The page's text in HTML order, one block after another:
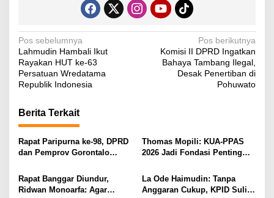
N
a
v
g
a
s
p
Pos sebelumnya
Lahmudin Hambali Ikut
Rayakan HUT ke-63
Persatuan Wredatama
Republik Indonesia
Pos berikutnya
Komisi II DPRD Ingatkan
Bahaya Tambang Ilegal,
Desak Penertiban di
Pohuwato
Berita Terkait
Rapat Paripurna ke-98, DPRD
dan Pemprov Gorontalo
PPAS 2026
Thomas Mopili: KUA-PPAS
2026 Jadi Fondasi Penting
Rapat Banggar Diundur,
Ridwan Monoarfa: Agar
La Ode Haimudin: Tanpa
Anggaran Cukup, KPID Sulit